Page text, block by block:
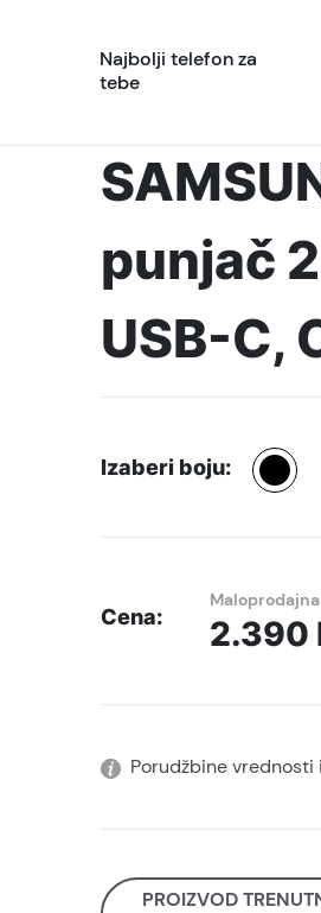
Najbolji telefon za
tebe
punjač
USB-C,
Izaberi boju:
Cena: 2.390
Porudžbine
PROIZVOD